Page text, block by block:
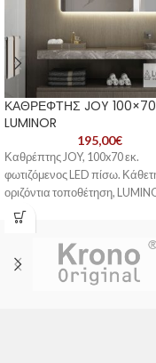
ΚΑΘΡΕΦΤΗΣ JOY 100×70
LUMINOR
195,00€
Καθρέπτης JOY, 100x70 εκ.
φωτιζόμενος LED πίσω.
οριζόντια τοποθέτηση,